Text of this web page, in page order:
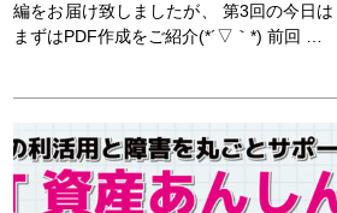
編をお届け致しましたが、 第3回の今日は
まずはPDF作成をご紹介(*´▽｀*) 前回 …